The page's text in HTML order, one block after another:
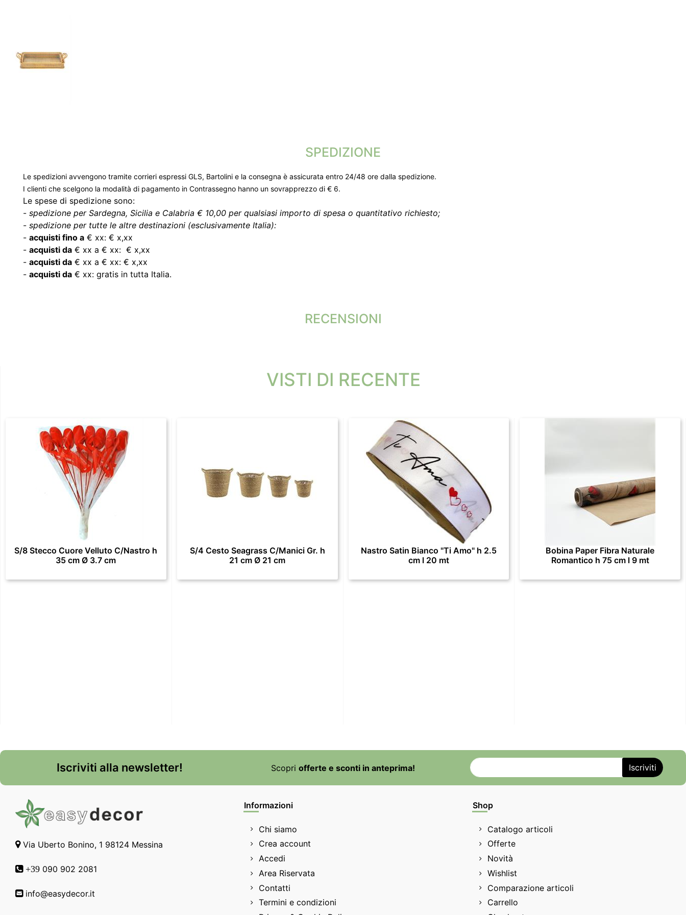
SPEDIZIONE
Le spedizioni avvengono tramite corrieri espressi GLS, Bartolini e la consegna è assicurata entro 24/48 ore dalla spedizione.
I clienti che scelgono la modalità di pagamento in Contrassegno hanno un sovrapprezzo di € 6.
Le spese di spedizione sono:
- spedizione per Sardegna, Sicilia e Calabria € 10,00 per qualsiasi importo di spesa o quantitativo richiesto;
- spedizione per tutte le altre destinazioni (esclusivamente Italia):
- acquisti fino a € xx: € x,xx
- acquisti da € xx a € xx: € x,xx
- acquisti da € xx a € xx: € x,xx
- acquisti da € xx: gratis in tutta Italia.
RECENSIONI
VISTI DI RECENTE
S/8 Stecco Cuore Velluto C/Nastro h
35 cm Ø 3.7 cm
S/4 Cesto Seagrass C/Manici Gr. h
21 cm Ø 21 cm
Nastro Satin Bianco "Ti Amo" h 2.5
cm l 20 mt
Bobina Paper Fibra Naturale
Romantico h 75 cm l 9 mt
Iscriviti alla newsletter! Scopri offerte e sconti in anteprima!
Via Uberto Bonino, 1 98124 Messina
+39 090 902 2081
info@easydecor.it
Informazioni
Chi siamo
Crea account
Accedi
Area Riservata
Contatti
Termini e condizioni
Shop
Catalogo articoli
Offerte
Novità
Wishlist
Comparazione articoli
Carrello